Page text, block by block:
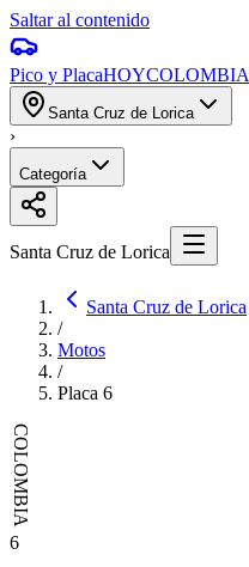
Saltar al contenido
Pico y PlacaHOYCOLOMBIA
Santa Cruz de Lorica
›
Categoría
Santa Cruz de Lorica
Santa Cruz de Lorica
/
Motos
/
Placa 6
COLOMBIA
6